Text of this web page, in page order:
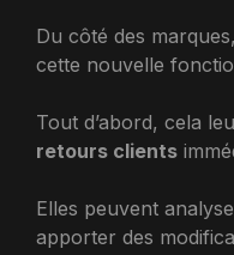
Du côté des
cette nouvelle
Tout d’abord, cela
retours clients
Elles peuvent
apporter des